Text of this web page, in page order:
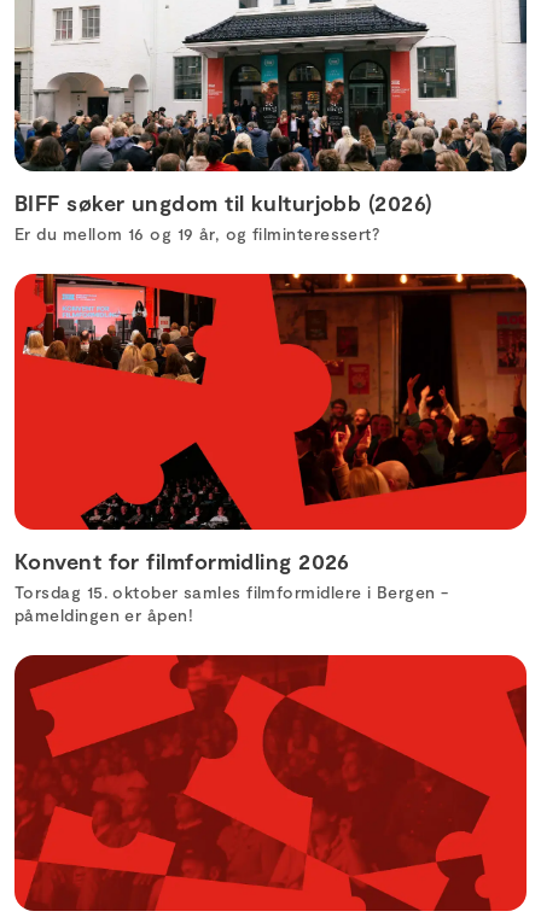
BIFF søker ungdom til kulturjobb (2026)
Er du mellom 16 og 19 år, og filminteressert?
Konvent for filmformidling 2026
Torsdag 15. oktober samles filmformidlere i Bergen -
påmeldingen er åpen!